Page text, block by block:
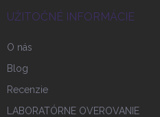
UŽITOČNÉ INFORMÁCIE
O nás
Blog
Recenzie
LABORATÓRNE OVEROVANIE